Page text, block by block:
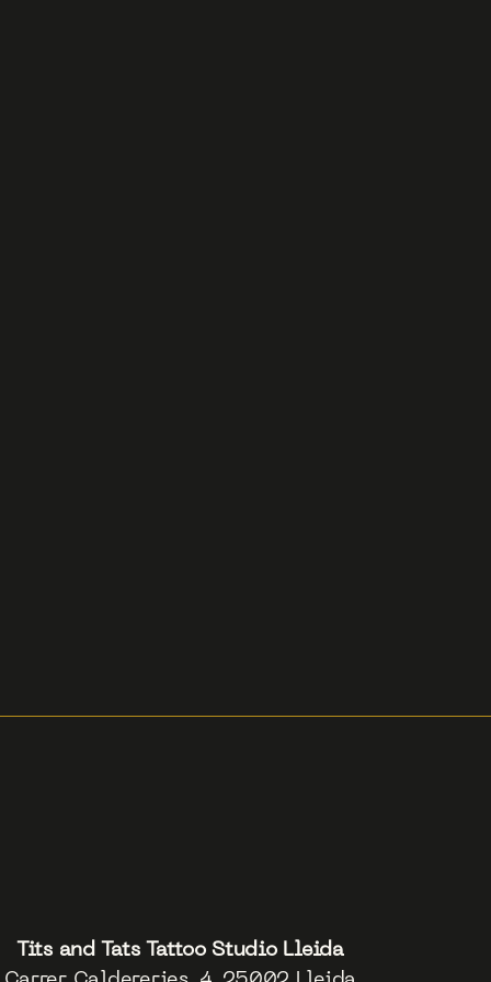
Tits and Tats Tattoo Studio Lleida